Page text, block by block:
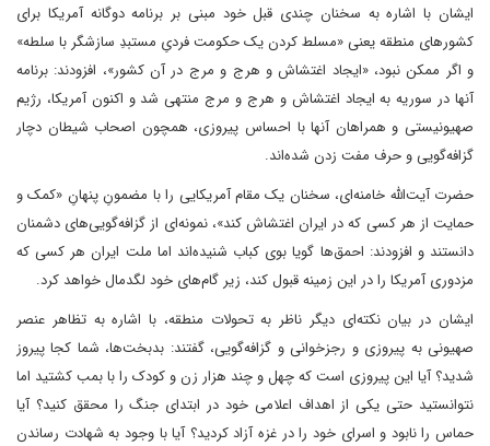
ایشان با اشاره به سخنان چندی قبل خود مبنی بر برنامه دوگانه آمریکا برای
کشورهای منطقه یعنی «مسلط کردن یک حکومت فردیِ مستبدِ سازشگر با سلطه»
و اگر ممکن نبود، «ایجاد اغتشاش و هرج و مرج در آن کشور»، افزودند: برنامه
آنها در سوریه به ایجاد اغتشاش و هرج و مرج منتهی شد و اکنون آمریکا، رژیم
صهیونیستی و همراهان آنها با احساس پیروزی، همچون اصحاب شیطان دچار
گزافه‌گویی و حرف مفت زدن شده‌اند.
حضرت آیت‌الله خامنه‌ای، سخنان یک مقام آمریکایی را با مضمونِ پنهانِ «کمک و
حمایت از هر کسی که در ایران اغتشاش کند»، نمونه‌ای از گزافه‌گویی‌های دشمنان
دانستند و افزودند:‌ احمق‌ها گویا بوی کباب شنیده‌اند اما ملت ایران هر کسی که
مزدوری آمریکا را در این زمینه قبول کند، زیر گام‌های خود لگدمال خواهد کرد.
ایشان در بیان نکته‌ای دیگر ناظر به تحولات منطقه، با اشاره به تظاهر عنصر
صهیونی به پیروزی و رجزخوانی و گزافه‌گویی، گفتند: بدبخت‌ها، شما کجا پیروز
شدید؟ آیا این پیروزی است که چهل و چند هزار زن و کودک را با بمب کشتید اما
نتوانستید حتی یکی از اهداف اعلامی خود در ابتدای جنگ را محقق کنید؟ آیا
حماس را نابود و اسرای خود را در غزه آزاد کردید؟ آیا با وجود به شهادت رساندن